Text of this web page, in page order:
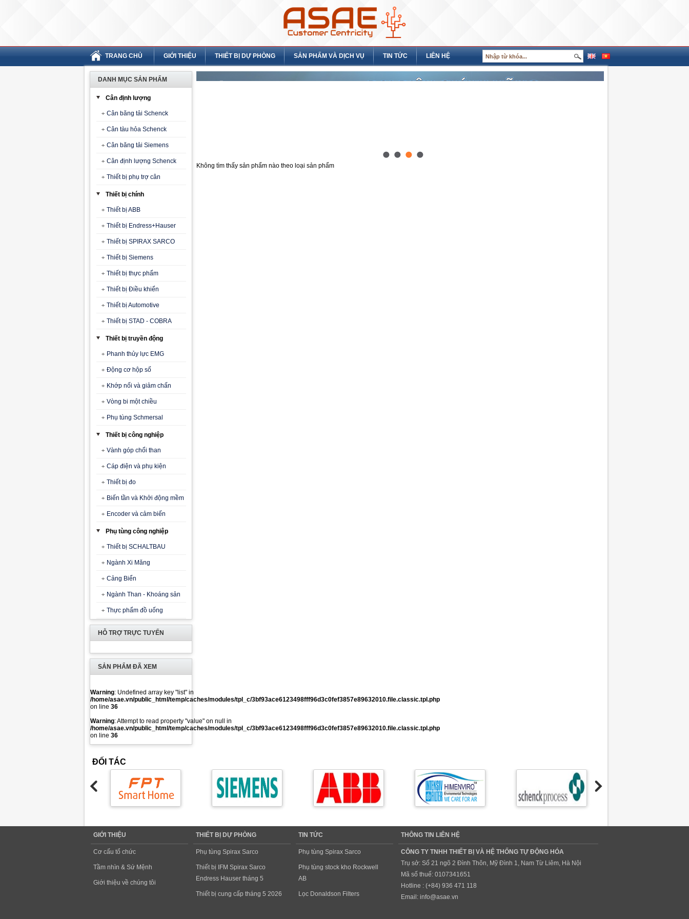
TRANG CHỦ GIỚI THIỆU THIẾT BỊ DỰ PHÒNG SẢN PHẨM VÀ DỊCH VỤ TIN TỨC LIÊN HỆ
DANH MỤC SẢN PHẨM
Cân định lượng
Cân băng tải Schenck
Cân tàu hỏa Schenck
Cân băng tải Siemens
Cân định lượng Schenck
Thiết bị phụ trợ cân
Thiết bị chính
Thiết bị ABB
Thiết bị Endress+Hauser
Thiết bị SPIRAX SARCO
Thiết bị Siemens
Thiết bị thực phẩm
Thiết bị Điều khiển
Thiết bị Automotive
Thiết bị STAD - COBRA
Thiết bị truyền động
Phanh thủy lực EMG
Động cơ hộp số
Khớp nối và giảm chấn
Vòng bi một chiều
Phụ tùng Schmersal
Thiết bị công nghiệp
Vành góp chổi than
Cáp điện và phụ kiện
Thiết bị đo
Biến tần và Khởi động mềm
Encoder và cảm biến
Phụ tùng công nghiệp
Thiết bị SCHALTBAU
Ngành Xi Măng
Cảng Biển
Ngành Than - Khoáng sản
Thực phẩm đồ uống
HỖ TRỢ TRỰC TUYẾN
SẢN PHẨM ĐÃ XEM
Warning: Undefined array key "list" in
/home/asae.vn/public_html/temp/caches/modules/tpl_c/3bf93ace6123498fff96d3c0fef3857e89632010.file.classic.tpl.php
on line 36
Warning: Attempt to read property "value" on null in
/home/asae.vn/public_html/temp/caches/modules/tpl_c/3bf93ace6123498fff96d3c0fef3857e89632010.file.classic.tpl.php
on line 36
Không tìm thấy sản phẩm nào theo loại sản phẩm
ĐỐI TÁC
GIỚI THIỆU
Cơ cấu tổ chức
Tầm nhìn & Sứ Mệnh
Giới thiệu về chúng tôi
THIẾT BỊ DỰ PHÒNG
Phụ tùng Spirax Sarco
Thiết bị IFM Spirax Sarco
Endress Hauser tháng 5
Thiết bị cung cấp tháng 5 2026
TIN TỨC
Phụ tùng Spirax Sarco
Phụ tùng stock kho Rockwell
AB
Lọc Donaldson Filters
THÔNG TIN LIÊN HỆ
CÔNG TY TNHH THIẾT BỊ VÀ HỆ THỐNG TỰ ĐỘNG HÓA
Trụ sở: Số 21 ngõ 2 Đình Thôn, Mỹ Đình 1, Nam Từ Liêm, Hà Nội
Mã số thuế: 0107341651
Hotline : (+84) 936 471 118
Email: info@asae.vn